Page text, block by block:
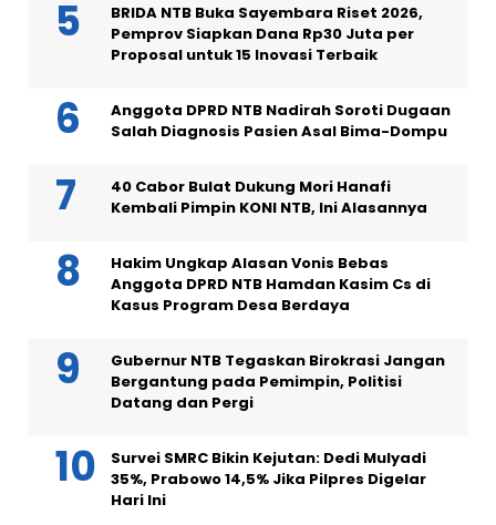
BRIDA NTB Buka Sayembara Riset 2026,
Pemprov Siapkan Dana Rp30 Juta per
Proposal untuk 15 Inovasi Terbaik
Anggota DPRD NTB Nadirah Soroti Dugaan
Salah Diagnosis Pasien Asal Bima-Dompu
40 Cabor Bulat Dukung Mori Hanafi
Kembali Pimpin KONI NTB, Ini Alasannya
Hakim Ungkap Alasan Vonis Bebas
Anggota DPRD NTB Hamdan Kasim Cs di
Kasus Program Desa Berdaya
Gubernur NTB Tegaskan Birokrasi Jangan
Bergantung pada Pemimpin, Politisi
Datang dan Pergi
Survei SMRC Bikin Kejutan: Dedi Mulyadi
35%, Prabowo 14,5% Jika Pilpres Digelar
Hari Ini